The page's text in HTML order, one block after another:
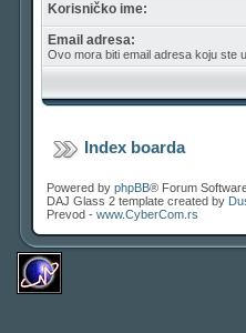
Korisničko ime:
Email adresa:
Ovo mora biti email adresa koju ste
Index boarda
Powered by phpBB® Forum
DAJ Glass 2 template created by
Prevod - www.CyberCom.rs